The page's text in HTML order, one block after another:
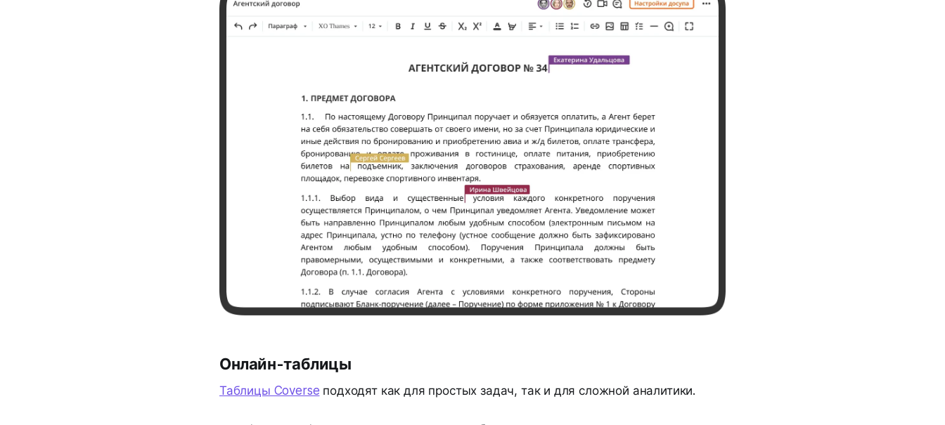
Онлайн-таблицы
Таблицы Coverse подходят как для простых задач, так и для сложной аналитики.